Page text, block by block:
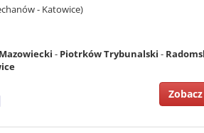
- Katowice)
- Piotrków Trybunalski -